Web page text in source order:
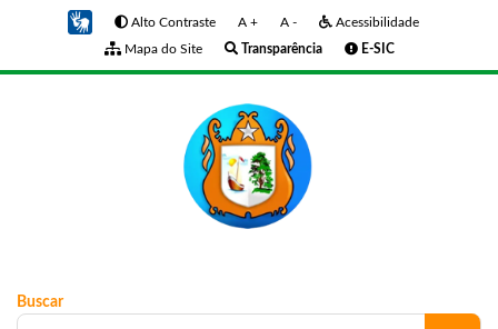
Alto Contraste A + A -
Acessibilidade
Mapa do Site
Transparência E-SIC
Buscar